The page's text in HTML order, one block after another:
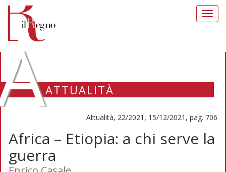
ATTUALITÀ
Attualità, 22/2021, 15/12/2021, pag. 706
Africa – Etiopia: a chi serve la
guerra